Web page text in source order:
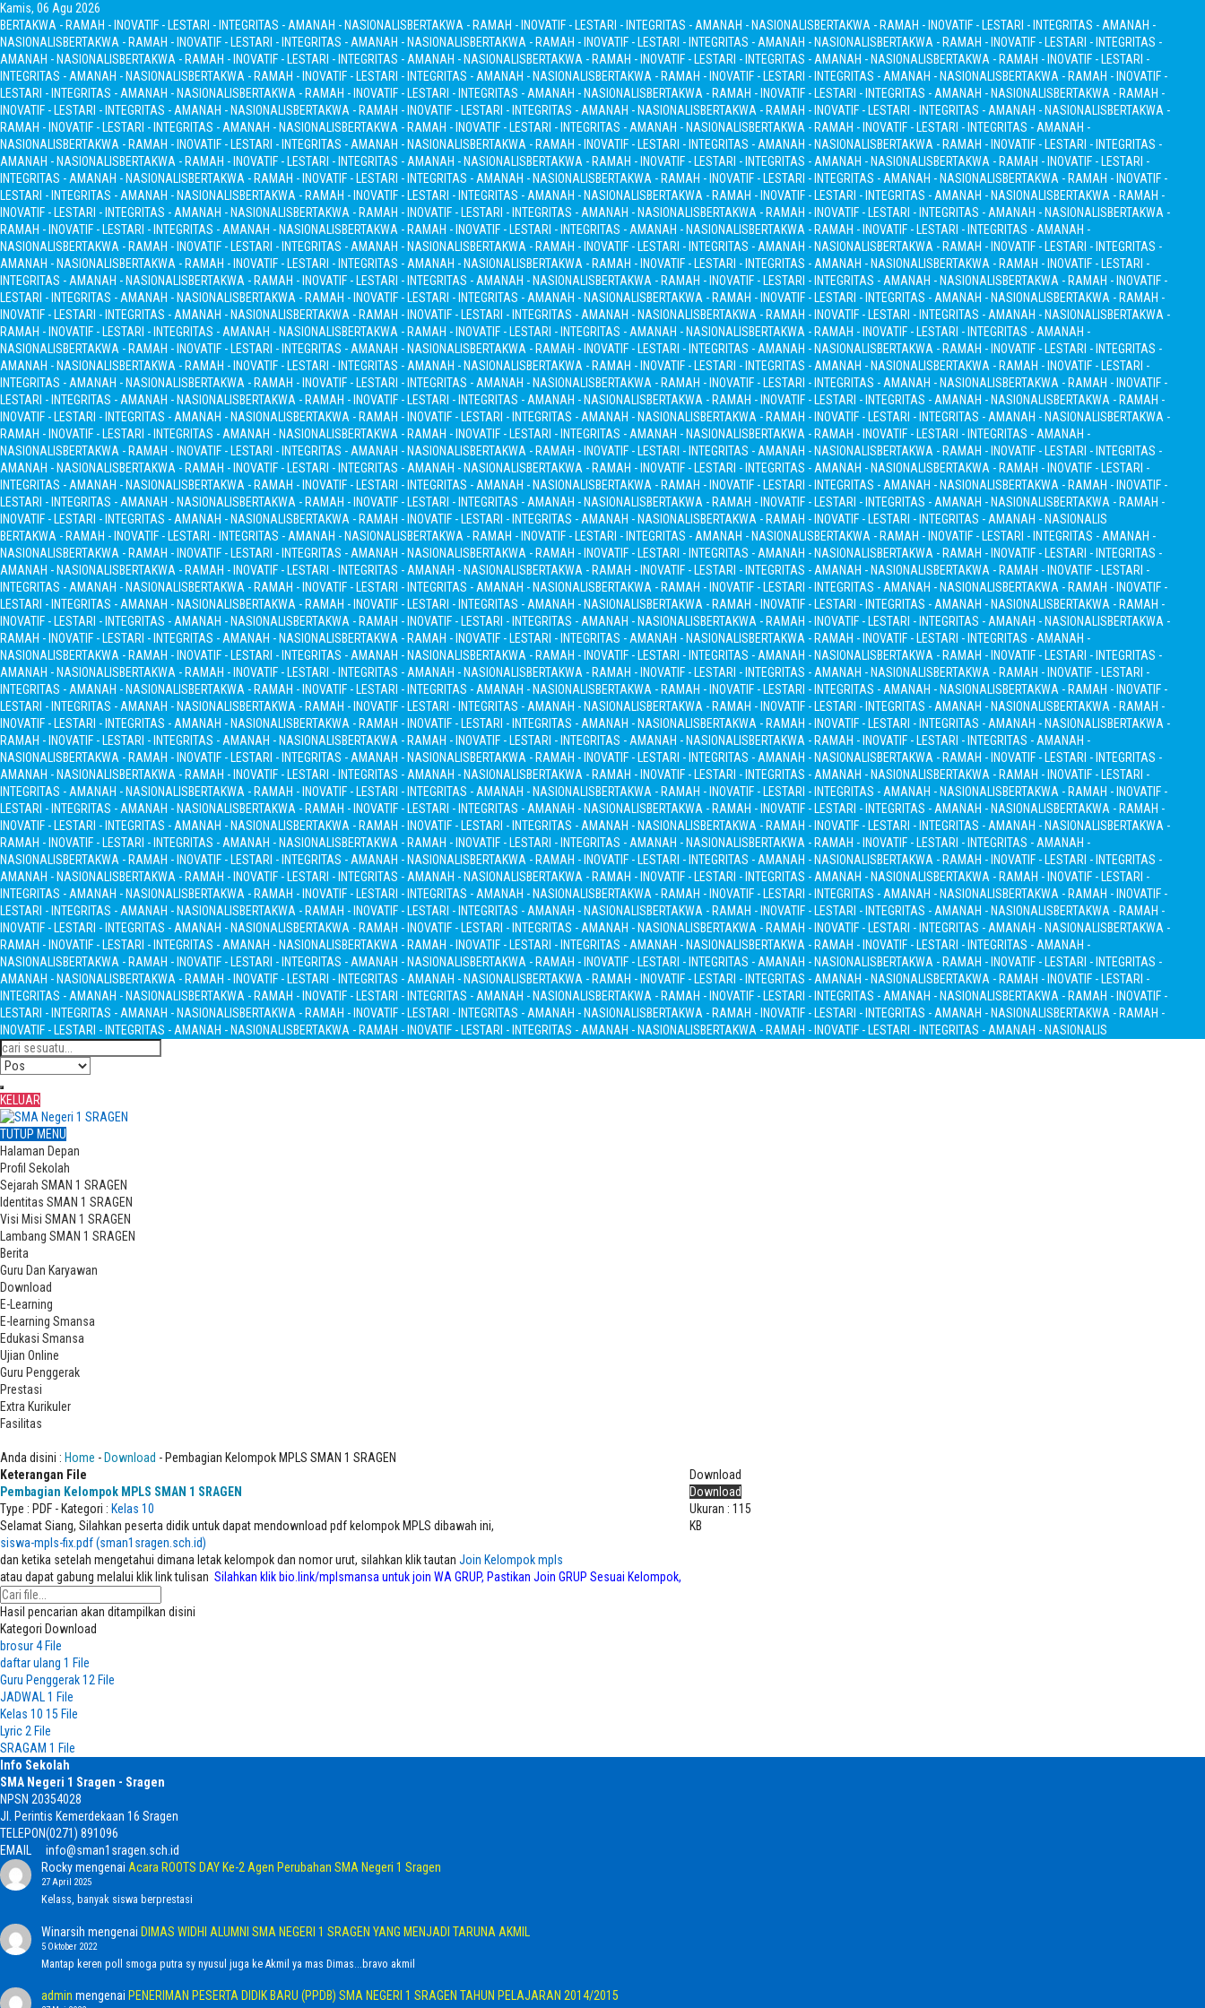
Kamis, 06 Agu 2026
BERTAKWA - RAMAH - INOVATIF - LESTARI - INTEGRITAS - AMANAH - NASIONALISBERTAKWA - RAMAH - INOVATIF - LESTARI - INTEGRITAS - AMANAH - NASIONALISBERTAKWA - RAMAH - INOVATIF - LESTARI - INTEGRITAS - AMANAH -
NASIONALISBERTAKWA - RAMAH - INOVATIF - LESTARI - INTEGRITAS - AMANAH - NASIONALISBERTAKWA - RAMAH - INOVATIF - LESTARI - INTEGRITAS - AMANAH - NASIONALISBERTAKWA - RAMAH - INOVATIF - LESTARI - INTEGRITAS -
AMANAH - NASIONALISBERTAKWA - RAMAH - INOVATIF - LESTARI - INTEGRITAS - AMANAH - NASIONALISBERTAKWA - RAMAH - INOVATIF - LESTARI - INTEGRITAS - AMANAH - NASIONALISBERTAKWA - RAMAH - INOVATIF - LESTARI -
INTEGRITAS - AMANAH - NASIONALISBERTAKWA - RAMAH - INOVATIF - LESTARI - INTEGRITAS - AMANAH - NASIONALISBERTAKWA - RAMAH - INOVATIF - LESTARI - INTEGRITAS - AMANAH - NASIONALISBERTAKWA - RAMAH - INOVATIF -
LESTARI - INTEGRITAS - AMANAH - NASIONALISBERTAKWA - RAMAH - INOVATIF - LESTARI - INTEGRITAS - AMANAH - NASIONALISBERTAKWA - RAMAH - INOVATIF - LESTARI - INTEGRITAS - AMANAH - NASIONALISBERTAKWA - RAMAH -
INOVATIF - LESTARI - INTEGRITAS - AMANAH - NASIONALISBERTAKWA - RAMAH - INOVATIF - LESTARI - INTEGRITAS - AMANAH - NASIONALISBERTAKWA - RAMAH - INOVATIF - LESTARI - INTEGRITAS - AMANAH - NASIONALISBERTAKWA -
RAMAH - INOVATIF - LESTARI - INTEGRITAS - AMANAH - NASIONALISBERTAKWA - RAMAH - INOVATIF - LESTARI - INTEGRITAS - AMANAH - NASIONALISBERTAKWA - RAMAH - INOVATIF - LESTARI - INTEGRITAS - AMANAH -
NASIONALISBERTAKWA - RAMAH - INOVATIF - LESTARI - INTEGRITAS - AMANAH - NASIONALISBERTAKWA - RAMAH - INOVATIF - LESTARI - INTEGRITAS - AMANAH - NASIONALISBERTAKWA - RAMAH - INOVATIF - LESTARI - INTEGRITAS -
AMANAH - NASIONALISBERTAKWA - RAMAH - INOVATIF - LESTARI - INTEGRITAS - AMANAH - NASIONALISBERTAKWA - RAMAH - INOVATIF - LESTARI - INTEGRITAS - AMANAH - NASIONALISBERTAKWA - RAMAH - INOVATIF - LESTARI -
INTEGRITAS - AMANAH - NASIONALISBERTAKWA - RAMAH - INOVATIF - LESTARI - INTEGRITAS - AMANAH - NASIONALISBERTAKWA - RAMAH - INOVATIF - LESTARI - INTEGRITAS - AMANAH - NASIONALISBERTAKWA - RAMAH - INOVATIF -
LESTARI - INTEGRITAS - AMANAH - NASIONALISBERTAKWA - RAMAH - INOVATIF - LESTARI - INTEGRITAS - AMANAH - NASIONALISBERTAKWA - RAMAH - INOVATIF - LESTARI - INTEGRITAS - AMANAH - NASIONALISBERTAKWA - RAMAH -
INOVATIF - LESTARI - INTEGRITAS - AMANAH - NASIONALISBERTAKWA - RAMAH - INOVATIF - LESTARI - INTEGRITAS - AMANAH - NASIONALISBERTAKWA - RAMAH - INOVATIF - LESTARI - INTEGRITAS - AMANAH - NASIONALISBERTAKWA -
RAMAH - INOVATIF - LESTARI - INTEGRITAS - AMANAH - NASIONALISBERTAKWA - RAMAH - INOVATIF - LESTARI - INTEGRITAS - AMANAH - NASIONALISBERTAKWA - RAMAH - INOVATIF - LESTARI - INTEGRITAS - AMANAH -
NASIONALISBERTAKWA - RAMAH - INOVATIF - LESTARI - INTEGRITAS - AMANAH - NASIONALISBERTAKWA - RAMAH - INOVATIF - LESTARI - INTEGRITAS - AMANAH - NASIONALISBERTAKWA - RAMAH - INOVATIF - LESTARI - INTEGRITAS -
AMANAH - NASIONALISBERTAKWA - RAMAH - INOVATIF - LESTARI - INTEGRITAS - AMANAH - NASIONALISBERTAKWA - RAMAH - INOVATIF - LESTARI - INTEGRITAS - AMANAH - NASIONALISBERTAKWA - RAMAH - INOVATIF - LESTARI -
INTEGRITAS - AMANAH - NASIONALISBERTAKWA - RAMAH - INOVATIF - LESTARI - INTEGRITAS - AMANAH - NASIONALISBERTAKWA - RAMAH - INOVATIF - LESTARI - INTEGRITAS - AMANAH - NASIONALISBERTAKWA - RAMAH - INOVATIF -
LESTARI - INTEGRITAS - AMANAH - NASIONALISBERTAKWA - RAMAH - INOVATIF - LESTARI - INTEGRITAS - AMANAH - NASIONALISBERTAKWA - RAMAH - INOVATIF - LESTARI - INTEGRITAS - AMANAH - NASIONALISBERTAKWA - RAMAH -
INOVATIF - LESTARI - INTEGRITAS - AMANAH - NASIONALISBERTAKWA - RAMAH - INOVATIF - LESTARI - INTEGRITAS - AMANAH - NASIONALISBERTAKWA - RAMAH - INOVATIF - LESTARI - INTEGRITAS - AMANAH - NASIONALISBERTAKWA -
RAMAH - INOVATIF - LESTARI - INTEGRITAS - AMANAH - NASIONALISBERTAKWA - RAMAH - INOVATIF - LESTARI - INTEGRITAS - AMANAH - NASIONALISBERTAKWA - RAMAH - INOVATIF - LESTARI - INTEGRITAS - AMANAH -
NASIONALISBERTAKWA - RAMAH - INOVATIF - LESTARI - INTEGRITAS - AMANAH - NASIONALISBERTAKWA - RAMAH - INOVATIF - LESTARI - INTEGRITAS - AMANAH - NASIONALISBERTAKWA - RAMAH - INOVATIF - LESTARI - INTEGRITAS -
AMANAH - NASIONALISBERTAKWA - RAMAH - INOVATIF - LESTARI - INTEGRITAS - AMANAH - NASIONALISBERTAKWA - RAMAH - INOVATIF - LESTARI - INTEGRITAS - AMANAH - NASIONALISBERTAKWA - RAMAH - INOVATIF - LESTARI -
INTEGRITAS - AMANAH - NASIONALISBERTAKWA - RAMAH - INOVATIF - LESTARI - INTEGRITAS - AMANAH - NASIONALISBERTAKWA - RAMAH - INOVATIF - LESTARI - INTEGRITAS - AMANAH - NASIONALISBERTAKWA - RAMAH - INOVATIF -
LESTARI - INTEGRITAS - AMANAH - NASIONALISBERTAKWA - RAMAH - INOVATIF - LESTARI - INTEGRITAS - AMANAH - NASIONALISBERTAKWA - RAMAH - INOVATIF - LESTARI - INTEGRITAS - AMANAH - NASIONALISBERTAKWA - RAMAH -
INOVATIF - LESTARI - INTEGRITAS - AMANAH - NASIONALISBERTAKWA - RAMAH - INOVATIF - LESTARI - INTEGRITAS - AMANAH - NASIONALISBERTAKWA - RAMAH - INOVATIF - LESTARI - INTEGRITAS - AMANAH - NASIONALISBERTAKWA -
RAMAH - INOVATIF - LESTARI - INTEGRITAS - AMANAH - NASIONALISBERTAKWA - RAMAH - INOVATIF - LESTARI - INTEGRITAS - AMANAH - NASIONALISBERTAKWA - RAMAH - INOVATIF - LESTARI - INTEGRITAS - AMANAH -
NASIONALISBERTAKWA - RAMAH - INOVATIF - LESTARI - INTEGRITAS - AMANAH - NASIONALISBERTAKWA - RAMAH - INOVATIF - LESTARI - INTEGRITAS - AMANAH - NASIONALISBERTAKWA - RAMAH - INOVATIF - LESTARI - INTEGRITAS -
AMANAH - NASIONALISBERTAKWA - RAMAH - INOVATIF - LESTARI - INTEGRITAS - AMANAH - NASIONALISBERTAKWA - RAMAH - INOVATIF - LESTARI - INTEGRITAS - AMANAH - NASIONALISBERTAKWA - RAMAH - INOVATIF - LESTARI -
INTEGRITAS - AMANAH - NASIONALISBERTAKWA - RAMAH - INOVATIF - LESTARI - INTEGRITAS - AMANAH - NASIONALISBERTAKWA - RAMAH - INOVATIF - LESTARI - INTEGRITAS - AMANAH - NASIONALISBERTAKWA - RAMAH - INOVATIF -
LESTARI - INTEGRITAS - AMANAH - NASIONALISBERTAKWA - RAMAH - INOVATIF - LESTARI - INTEGRITAS - AMANAH - NASIONALISBERTAKWA - RAMAH - INOVATIF - LESTARI - INTEGRITAS - AMANAH - NASIONALISBERTAKWA - RAMAH -
INOVATIF - LESTARI - INTEGRITAS - AMANAH - NASIONALISBERTAKWA - RAMAH - INOVATIF - LESTARI - INTEGRITAS - AMANAH - NASIONALISBERTAKWA - RAMAH - INOVATIF - LESTARI - INTEGRITAS - AMANAH - NASIONALIS
BERTAKWA - RAMAH - INOVATIF - LESTARI - INTEGRITAS - AMANAH - NASIONALISBERTAKWA - RAMAH - INOVATIF - LESTARI - INTEGRITAS - AMANAH - NASIONALISBERTAKWA - RAMAH - INOVATIF - LESTARI - INTEGRITAS - AMANAH -
NASIONALISBERTAKWA - RAMAH - INOVATIF - LESTARI - INTEGRITAS - AMANAH - NASIONALISBERTAKWA - RAMAH - INOVATIF - LESTARI - INTEGRITAS - AMANAH - NASIONALISBERTAKWA - RAMAH - INOVATIF - LESTARI - INTEGRITAS -
AMANAH - NASIONALISBERTAKWA - RAMAH - INOVATIF - LESTARI - INTEGRITAS - AMANAH - NASIONALISBERTAKWA - RAMAH - INOVATIF - LESTARI - INTEGRITAS - AMANAH - NASIONALISBERTAKWA - RAMAH - INOVATIF - LESTARI -
INTEGRITAS - AMANAH - NASIONALISBERTAKWA - RAMAH - INOVATIF - LESTARI - INTEGRITAS - AMANAH - NASIONALISBERTAKWA - RAMAH - INOVATIF - LESTARI - INTEGRITAS - AMANAH - NASIONALISBERTAKWA - RAMAH - INOVATIF -
LESTARI - INTEGRITAS - AMANAH - NASIONALISBERTAKWA - RAMAH - INOVATIF - LESTARI - INTEGRITAS - AMANAH - NASIONALISBERTAKWA - RAMAH - INOVATIF - LESTARI - INTEGRITAS - AMANAH - NASIONALISBERTAKWA - RAMAH -
INOVATIF - LESTARI - INTEGRITAS - AMANAH - NASIONALISBERTAKWA - RAMAH - INOVATIF - LESTARI - INTEGRITAS - AMANAH - NASIONALISBERTAKWA - RAMAH - INOVATIF - LESTARI - INTEGRITAS - AMANAH - NASIONALISBERTAKWA -
RAMAH - INOVATIF - LESTARI - INTEGRITAS - AMANAH - NASIONALISBERTAKWA - RAMAH - INOVATIF - LESTARI - INTEGRITAS - AMANAH - NASIONALISBERTAKWA - RAMAH - INOVATIF - LESTARI - INTEGRITAS - AMANAH -
NASIONALISBERTAKWA - RAMAH - INOVATIF - LESTARI - INTEGRITAS - AMANAH - NASIONALISBERTAKWA - RAMAH - INOVATIF - LESTARI - INTEGRITAS - AMANAH - NASIONALISBERTAKWA - RAMAH - INOVATIF - LESTARI - INTEGRITAS -
AMANAH - NASIONALISBERTAKWA - RAMAH - INOVATIF - LESTARI - INTEGRITAS - AMANAH - NASIONALISBERTAKWA - RAMAH - INOVATIF - LESTARI - INTEGRITAS - AMANAH - NASIONALISBERTAKWA - RAMAH - INOVATIF - LESTARI -
INTEGRITAS - AMANAH - NASIONALISBERTAKWA - RAMAH - INOVATIF - LESTARI - INTEGRITAS - AMANAH - NASIONALISBERTAKWA - RAMAH - INOVATIF - LESTARI - INTEGRITAS - AMANAH - NASIONALISBERTAKWA - RAMAH - INOVATIF -
LESTARI - INTEGRITAS - AMANAH - NASIONALISBERTAKWA - RAMAH - INOVATIF - LESTARI - INTEGRITAS - AMANAH - NASIONALISBERTAKWA - RAMAH - INOVATIF - LESTARI - INTEGRITAS - AMANAH - NASIONALISBERTAKWA - RAMAH -
INOVATIF - LESTARI - INTEGRITAS - AMANAH - NASIONALISBERTAKWA - RAMAH - INOVATIF - LESTARI - INTEGRITAS - AMANAH - NASIONALISBERTAKWA - RAMAH - INOVATIF - LESTARI - INTEGRITAS - AMANAH - NASIONALISBERTAKWA -
RAMAH - INOVATIF - LESTARI - INTEGRITAS - AMANAH - NASIONALISBERTAKWA - RAMAH - INOVATIF - LESTARI - INTEGRITAS - AMANAH - NASIONALISBERTAKWA - RAMAH - INOVATIF - LESTARI - INTEGRITAS - AMANAH -
NASIONALISBERTAKWA - RAMAH - INOVATIF - LESTARI - INTEGRITAS - AMANAH - NASIONALISBERTAKWA - RAMAH - INOVATIF - LESTARI - INTEGRITAS - AMANAH - NASIONALISBERTAKWA - RAMAH - INOVATIF - LESTARI - INTEGRITAS -
AMANAH - NASIONALISBERTAKWA - RAMAH - INOVATIF - LESTARI - INTEGRITAS - AMANAH - NASIONALISBERTAKWA - RAMAH - INOVATIF - LESTARI - INTEGRITAS - AMANAH - NASIONALISBERTAKWA - RAMAH - INOVATIF - LESTARI -
INTEGRITAS - AMANAH - NASIONALISBERTAKWA - RAMAH - INOVATIF - LESTARI - INTEGRITAS - AMANAH - NASIONALISBERTAKWA - RAMAH - INOVATIF - LESTARI - INTEGRITAS - AMANAH - NASIONALISBERTAKWA - RAMAH - INOVATIF -
LESTARI - INTEGRITAS - AMANAH - NASIONALISBERTAKWA - RAMAH - INOVATIF - LESTARI - INTEGRITAS - AMANAH - NASIONALISBERTAKWA - RAMAH - INOVATIF - LESTARI - INTEGRITAS - AMANAH - NASIONALISBERTAKWA - RAMAH -
INOVATIF - LESTARI - INTEGRITAS - AMANAH - NASIONALISBERTAKWA - RAMAH - INOVATIF - LESTARI - INTEGRITAS - AMANAH - NASIONALISBERTAKWA - RAMAH - INOVATIF - LESTARI - INTEGRITAS - AMANAH - NASIONALISBERTAKWA -
RAMAH - INOVATIF - LESTARI - INTEGRITAS - AMANAH - NASIONALISBERTAKWA - RAMAH - INOVATIF - LESTARI - INTEGRITAS - AMANAH - NASIONALISBERTAKWA - RAMAH - INOVATIF - LESTARI - INTEGRITAS - AMANAH -
NASIONALISBERTAKWA - RAMAH - INOVATIF - LESTARI - INTEGRITAS - AMANAH - NASIONALISBERTAKWA - RAMAH - INOVATIF - LESTARI - INTEGRITAS - AMANAH - NASIONALISBERTAKWA - RAMAH - INOVATIF - LESTARI - INTEGRITAS -
AMANAH - NASIONALISBERTAKWA - RAMAH - INOVATIF - LESTARI - INTEGRITAS - AMANAH - NASIONALISBERTAKWA - RAMAH - INOVATIF - LESTARI - INTEGRITAS - AMANAH - NASIONALISBERTAKWA - RAMAH - INOVATIF - LESTARI -
INTEGRITAS - AMANAH - NASIONALISBERTAKWA - RAMAH - INOVATIF - LESTARI - INTEGRITAS - AMANAH - NASIONALISBERTAKWA - RAMAH - INOVATIF - LESTARI - INTEGRITAS - AMANAH - NASIONALISBERTAKWA - RAMAH - INOVATIF -
LESTARI - INTEGRITAS - AMANAH - NASIONALISBERTAKWA - RAMAH - INOVATIF - LESTARI - INTEGRITAS - AMANAH - NASIONALISBERTAKWA - RAMAH - INOVATIF - LESTARI - INTEGRITAS - AMANAH - NASIONALISBERTAKWA - RAMAH -
INOVATIF - LESTARI - INTEGRITAS - AMANAH - NASIONALISBERTAKWA - RAMAH - INOVATIF - LESTARI - INTEGRITAS - AMANAH - NASIONALISBERTAKWA - RAMAH - INOVATIF - LESTARI - INTEGRITAS - AMANAH - NASIONALISBERTAKWA -
RAMAH - INOVATIF - LESTARI - INTEGRITAS - AMANAH - NASIONALISBERTAKWA - RAMAH - INOVATIF - LESTARI - INTEGRITAS - AMANAH - NASIONALISBERTAKWA - RAMAH - INOVATIF - LESTARI - INTEGRITAS - AMANAH -
NASIONALISBERTAKWA - RAMAH - INOVATIF - LESTARI - INTEGRITAS - AMANAH - NASIONALISBERTAKWA - RAMAH - INOVATIF - LESTARI - INTEGRITAS - AMANAH - NASIONALISBERTAKWA - RAMAH - INOVATIF - LESTARI - INTEGRITAS -
AMANAH - NASIONALISBERTAKWA - RAMAH - INOVATIF - LESTARI - INTEGRITAS - AMANAH - NASIONALISBERTAKWA - RAMAH - INOVATIF - LESTARI - INTEGRITAS - AMANAH - NASIONALISBERTAKWA - RAMAH - INOVATIF - LESTARI -
INTEGRITAS - AMANAH - NASIONALISBERTAKWA - RAMAH - INOVATIF - LESTARI - INTEGRITAS - AMANAH - NASIONALISBERTAKWA - RAMAH - INOVATIF - LESTARI - INTEGRITAS - AMANAH - NASIONALISBERTAKWA - RAMAH - INOVATIF -
LESTARI - INTEGRITAS - AMANAH - NASIONALISBERTAKWA - RAMAH - INOVATIF - LESTARI - INTEGRITAS - AMANAH - NASIONALISBERTAKWA - RAMAH - INOVATIF - LESTARI - INTEGRITAS - AMANAH - NASIONALISBERTAKWA - RAMAH -
INOVATIF - LESTARI - INTEGRITAS - AMANAH - NASIONALISBERTAKWA - RAMAH - INOVATIF - LESTARI - INTEGRITAS - AMANAH - NASIONALISBERTAKWA - RAMAH - INOVATIF - LESTARI - INTEGRITAS - AMANAH - NASIONALIS
KELUAR
TUTUP MENU
Halaman Depan
Profil Sekolah
Sejarah SMAN 1 SRAGEN
Identitas SMAN 1 SRAGEN
Visi Misi SMAN 1 SRAGEN
Lambang SMAN 1 SRAGEN
Berita
Guru Dan Karyawan
Download
E-Learning
E-learning Smansa
Edukasi Smansa
Ujian Online
Guru Penggerak
Prestasi
Extra Kurikuler
Fasilitas
Anda disini : Home - Download - Pembagian Kelompok MPLS SMAN 1 SRAGEN
Keterangan File
Download
Pembagian Kelompok MPLS SMAN 1 SRAGEN
Type : PDF - Kategori : Kelas 10
Selamat Siang, Silahkan peserta didik untuk dapat mendownload pdf kelompok MPLS dibawah ini,
siswa-mpls-fix.pdf (sman1sragen.sch.id)
dan ketika setelah mengetahui dimana letak kelompok dan nomor urut, silahkan klik tautan Join Kelompok mpls
atau dapat gabung melalui klik link tulisan Silahkan klik bio.link/mplsmansa untuk join WA GRUP, Pastikan Join GRUP Sesuai Kelompok,
Download
Ukuran : 115
KB
Hasil pencarian akan ditampilkan disini
Kategori Download
brosur4 File
daftar ulang 1 File
Guru Penggerak12 File
JADWAL 1 File
Kelas 10 15 File
Lyric2 File
SRAGAM 1 File
Info Sekolah
SMA Negeri 1 Sragen - Sragen
NPSN 20354028
Jl. Perintis Kemerdekaan 16 Sragen
TELEPON(0271) 891096
EMAIL
info@sman1sragen.sch.id
Rockymengenai Acara ROOTS DAY Ke-2 Agen Perubahan SMA Negeri 1 Sragen
27 April 2025
Kelass, banyak siswa berprestasi
Winarsih mengenai DIMAS WIDHI ALUMNI SMA NEGERI 1 SRAGEN YANG MENJADI TARUNA AKMIL
5 Oktober 2022
Mantap keren poll smoga putra sy nyusul juga ke Akmil ya mas Dimas...bravo akmil
admin mengenai PENERIMAN PESERTA DIDIK BARU (PPDB) SMA NEGERI 1 SRAGEN TAHUN PELAJARAN 2014/2015